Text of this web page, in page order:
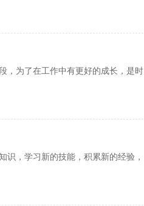
，为了在工作中有更好的成长，是时
识，学习新的技能，积累新的经验，